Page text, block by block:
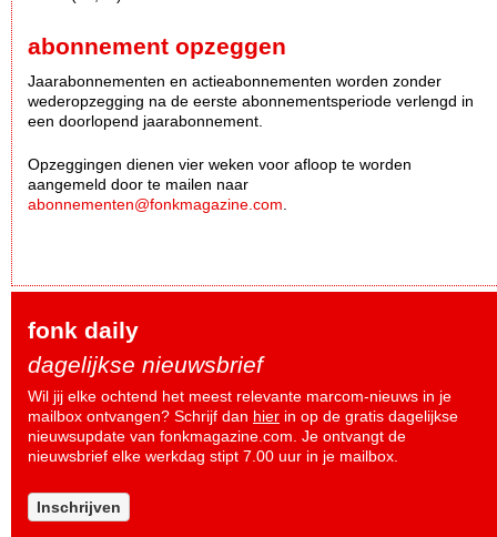
abonnement opzeggen
Jaarabonnementen en actieabonnementen worden zonder
wederopzegging na de eerste abonnementsperiode verlengd in
een doorlopend jaarabonnement.
Opzeggingen dienen vier weken voor afloop te worden
aangemeld door te mailen naar
abonnementen@fonkmagazine.com
fonk daily
dagelijkse nieuwsbrief
Wil jij elke ochtend het meest relevante marcom-nieuws in je
mailbox ontvangen? Schrijf dan hier in op de gratis dagelijkse
nieuwsupdate van fonkmagazine.com. Je ontvangt de
nieuwsbrief elke werkdag stipt 7.00 uur in je mailbox.
Inschrijven